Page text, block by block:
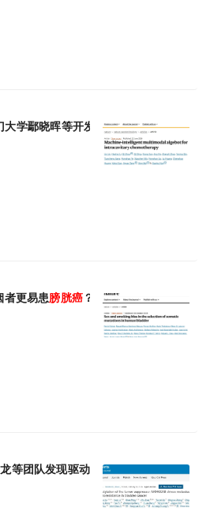
学鄢晓晖等开发智能藻类微型机器人，
者更易患膀胱癌？
等团队发现驱动 膀胱癌的转移与化疗耐